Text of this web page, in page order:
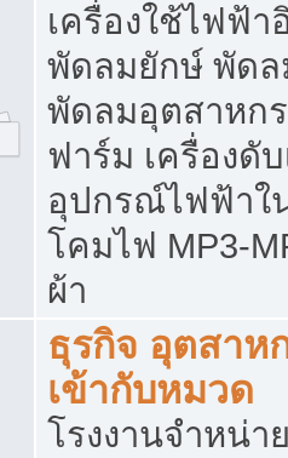
เครื่องใช้ไฟฟ้า
พัดลมยักษ์ พัด
พัดลมอุตสาหก
ฟาร์ม เครื่องดั
อุปกรณ์ไฟฟ้าใ
โคมไฟ MP3-
ผ้า
ธุรกิจ อุตสาห
เข้ากับหมวด
โรงงานจำหน่